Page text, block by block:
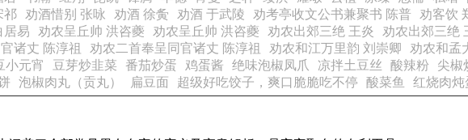
祁 劝酒惜别 张咏 劝酒 徐夤 劝酒 于武陵 劝考亭收文公书兼聚书 陈普
劝客饮
居易 劝农呈丘帅 洪咨夔 劝农呈丘帅 洪咨夔 劝农出郊三绝 王炎
劝农出郊三绝
诸丈 陈淳祖 劝农二首奉呈同官诸丈 陈淳祖 劝农和江万里韵 刘崇卿
劝农和孟
小元宵 豆芽炒韭菜 番茄炒蛋 鸡蛋酱 绝味泡椒凤爪 凉拌土豆丝 酸辣粉
尖椒
泡椒肉丸（贡丸） 扁豆面 超级好吃饺子，爽口脆脆吃不停 酸菜鱼 红烧肉炖